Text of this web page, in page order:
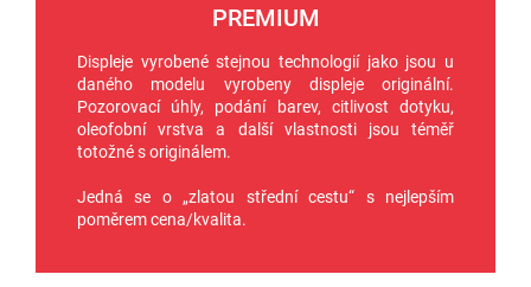
PREMIUM
Displeje vyrobené stejnou technologií jako jsou u
daného modelu vyrobeny displeje originální.
Pozorovací úhly, podání barev, citlivost dotyku,
oleofobní vrstva a další vlastnosti jsou téměř
totožné s originálem.
Jedná se o „zlatou střední cestu“ s nejlepším
poměrem cena/kvalita.